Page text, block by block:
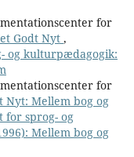
for
Godt Nyt ,
og kulturpædagogik:
for
Nyt: Mellem bog og
for sprog- og
Mellem bog og